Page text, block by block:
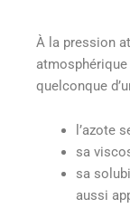
À la pression
quelconque
l’azote
sa
sa
aussi